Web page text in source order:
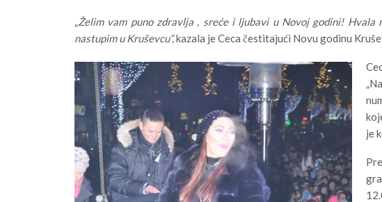
„Želim vam puno zdravlja , sreće i ljubavi u Novoj godini!
nastupim u Kruševcu“,kazala je Ceca čestitajući Novu godinu
je